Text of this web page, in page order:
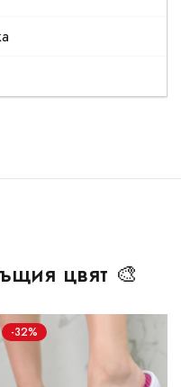
цвят 🎨
-32%